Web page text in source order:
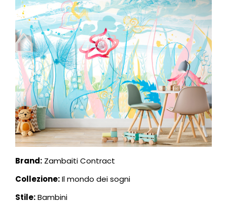
Brand: Zambaiti Contract
Collezione:Il mondo dei sogni
Stile:Bambini